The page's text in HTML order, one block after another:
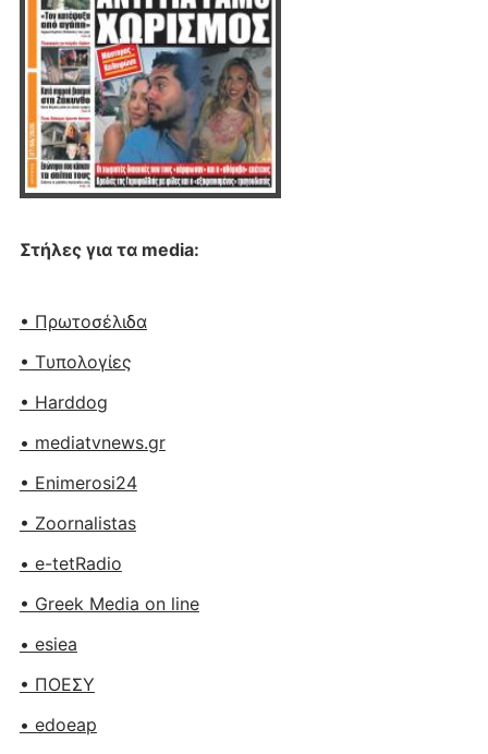
Στήλες για τα media:
• Πρωτοσέλιδα
• Tυπολογίες
• Harddog
• mediatvnews.gr
• Enimerosi24
• Zoornalistas
• e-tetRadio
• Greek Media on line
• esiea
• ΠΟΕΣΥ
• edoeap